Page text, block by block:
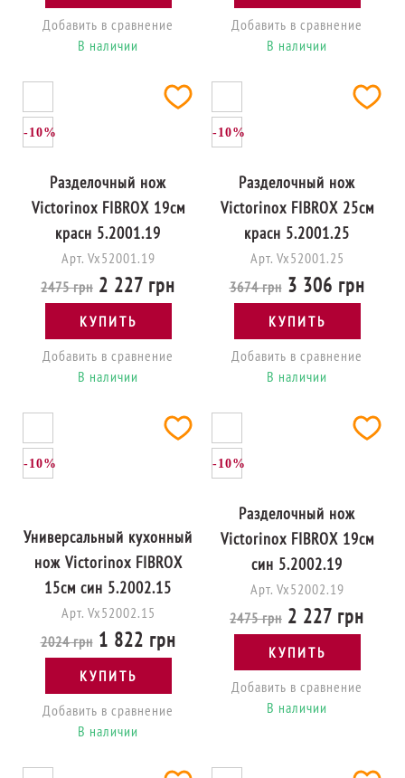
Добавить в сравнение
В наличии
Добавить в сравнение
В наличии
-10%
Разделочный нож
Victorinox FIBROX 19см
красн 5.2001.19
Арт. Vx52001.19
2475 грн 2 227 грн
КУПИТЬ
Добавить в сравнение
В наличии
-10%
Разделочный нож
Victorinox FIBROX 25см
красн 5.2001.25
Арт. Vx52001.25
3674 грн3 306 грн
КУПИТЬ
Добавить в сравнение
В наличии
-10%
Универсальный кухонный
нож Victorinox FIBROX
15см син 5.2002.15
Арт. Vx52002.15
2024 грн1 822 грн
КУПИТЬ
Добавить в сравнение
В наличии
-10%
Разделочный нож
Victorinox FIBROX 19см
син 5.2002.19
Арт. Vx52002.19
2475 грн 2 227 грн
КУПИТЬ
Добавить в сравнение
В наличии